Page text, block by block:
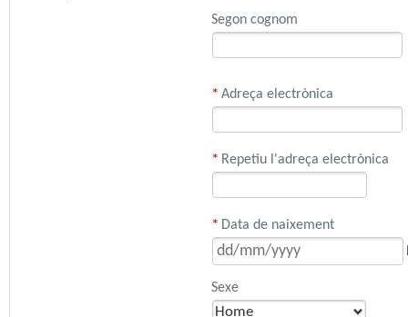
Segon cognom
* Adreça electrònica
* Repetiu l'adreça electrònica
* Data de naixement
Sexe